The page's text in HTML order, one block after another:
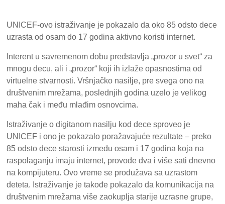
UNICEF-ovo istraživanje je pokazalo da oko 85 odsto dece
uzrasta od osam do 17 godina aktivno koristi internet.
Interent u savremenom dobu predstavlja „prozor u svet“ za
mnogu decu, ali i „prozor“ koji ih izlaže opasnostima od
virtuelne stvarnosti. Vršnjačko nasilje, pre svega ono na
društvenim mrežama, poslednjih godina uzelo je velikog
maha čak i među mlađim osnovcima.
Istraživanje o digitanom nasilju kod dece sproveo je
UNICEF i ono je pokazalo poražavajuće rezultate – preko
85 odsto dece starosti između osam i 17 godina koja na
raspolaganju imaju internet, provode dva i više sati dnevno
na kompijuteru. Ovo vreme se produžava sa uzrastom
deteta. Istraživanje je takođe pokazalo da komunikacija na
društvenim mrežama više zaokuplja starije uzrasne grupe,